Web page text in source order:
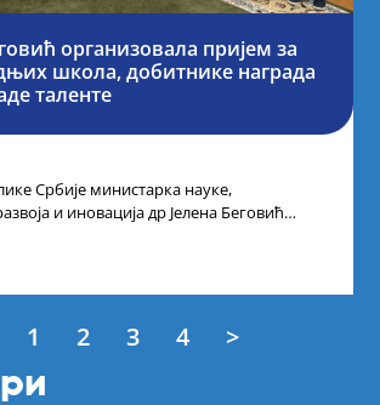
организовала пријем за
школа, добитнике награда
таленте
Србије министарка науке,
и иновација др Јелена Беговић
1 2 3 4 >